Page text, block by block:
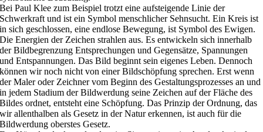
Bei Paul Klee zum Beispiel trotzt eine aufsteigende Linie der
Schwerkraft und ist ein Symbol menschlicher Sehnsucht. Ein Kreis ist
in sich geschlossen, eine endlose Bewegung, ist Symbol des Ewigen.
Die Energien der Zeichen strahlen aus. Es entwickeln sich innerhalb
der Bildbegrenzung Entsprechungen und Gegensätze, Spannungen
und Entspannungen. Das Bild beginnt sein eigenes Leben. Dennoch
können wir noch nicht von einer Bildschöpfung sprechen. Erst wenn
der Maler oder Zeichner vom Beginn des Gestaltungsprozesses an und
in jedem Stadium der Bildwerdung seine Zeichen auf der Fläche des
Bildes ordnet, entsteht eine Schöpfung. Das Prinzip der Ordnung, das
wir allenthalben als Gesetz in der Natur erkennen, ist auch für die
Bildwerdung oberstes Gesetz.